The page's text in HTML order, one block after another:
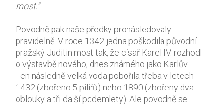
most.”
Povodně pak naše předky pronásledovaly
pravidelně. V roce 1342 jedna poškodila původní
pražský Juditin most tak, že císař Karel IV. rozhodl
o výstavbě nového, dnes známého jako Karlův.
Ten následně velká voda pobořila třeba v letech
1432 (zbořeno 5 pilířů) nebo 1890 (zbořeny dva
oblouky a tři další podemlety). Ale povodně se